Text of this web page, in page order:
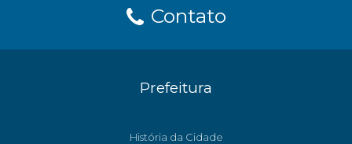
Contato
Prefeitura
História da Cidade